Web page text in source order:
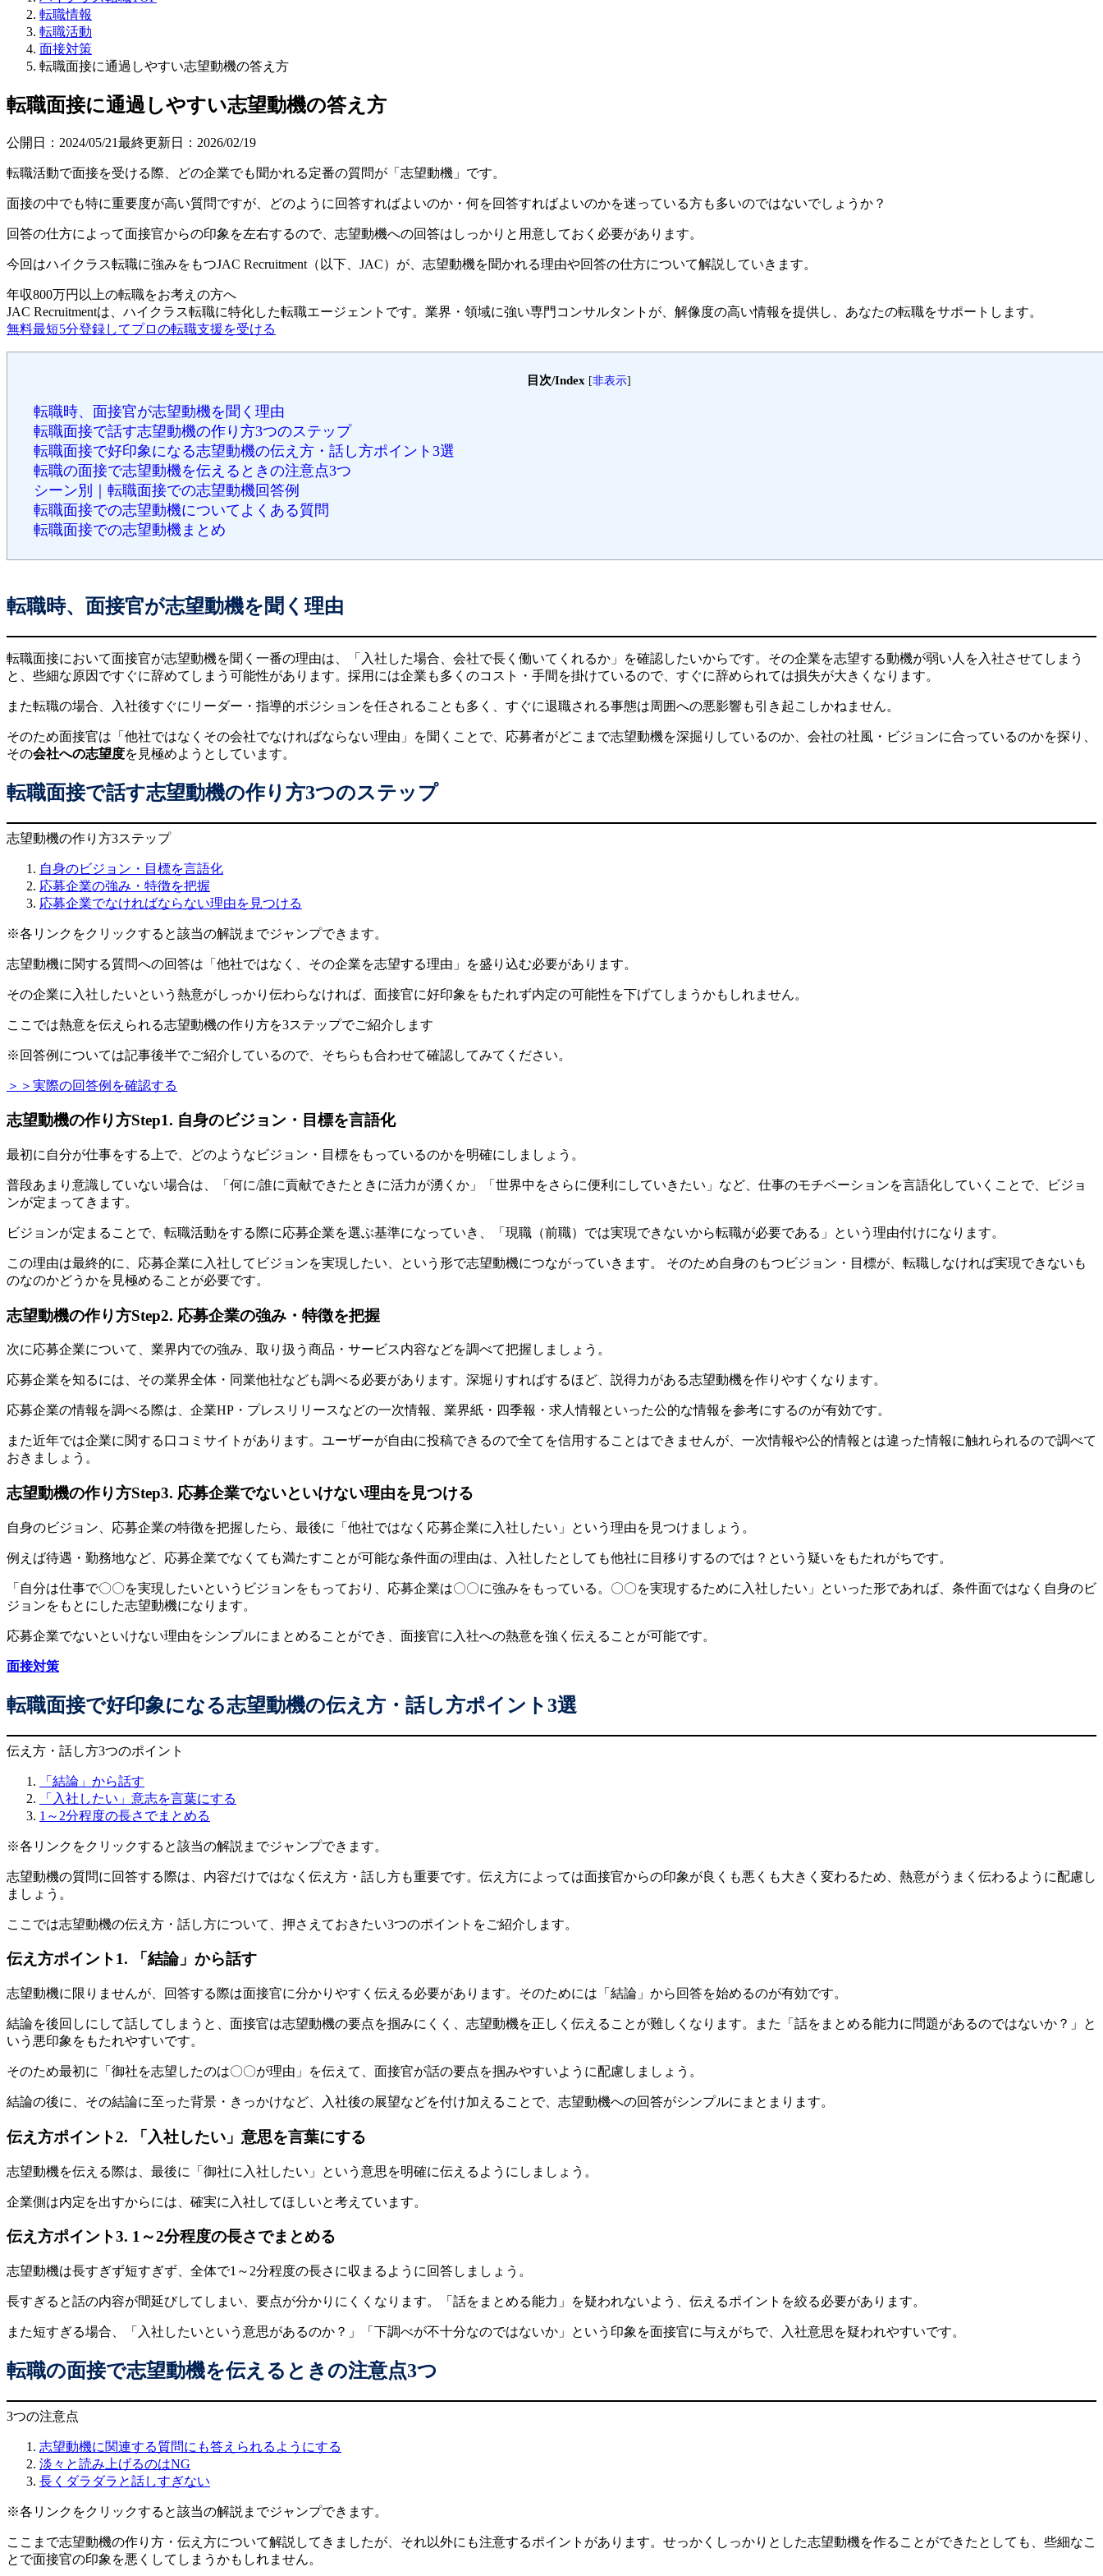
転職情報
転職活動
面接対策
転職面接に通過しやすい志望動機の答え方
転職面接に通過しやすい志望動機の答え方
公開日： 2024/05/21最終更新日： 2026/02/19
転職活動で面接を受ける際、どの企業でも聞かれる定番の質問が「志望動機」です。
面接の中でも特に重要度が高い質問ですが、どのように回答すればよいのか・何を回答すればよいのかを迷っている方も多いのではないでしょうか？
回答の仕方によって面接官からの印象を左右するので、志望動機への回答はしっかりと用意しておく必要があります。
今回はハイクラス転職に強みをもつJAC Recruitment（以下、JAC）が、志望動機を聞かれる理由や回答の仕方について解説していきます。
年収800万円以上の転職をお考えの方へ
JAC Recruitmentは、ハイクラス転職に特化した転職エージェントです。 業界・領域に強い専門コンサルタントが、解像度の高い情報を提供し、あなたの転職をサポートします。
無料最短5分登録してプロの転職支援を受ける
目次/Index [非表示]
転職時、面接官が志望動機を聞く理由
転職面接で話す志望動機の作り方3つのステップ
転職面接で好印象になる志望動機の伝え方・話し方ポイント3選
転職の面接で志望動機を伝えるときの注意点3つ
シーン別｜転職面接での志望動機回答例
転職面接での志望動機についてよくある質問
転職面接での志望動機まとめ
転職時、面接官が志望動機を聞く理由
転職面接において面接官が志望動機を聞く一番の理由は、「入社した場合、会社で長く働いてくれるか」を確認したいからです。その企業を志望する動機が弱い人を入社させてしまう
と、些細な原因ですぐに辞めてしまう可能性があります。採用には企業も多くのコスト・手間を掛けているので、すぐに辞められては損失が大きくなります。
また転職の場合、入社後すぐにリーダー・指導的ポジションを任されることも多く、すぐに退職される事態は周囲への悪影響も引き起こしかねません。
そのため面接官は「他社ではなくその会社でなければならない理由」を聞くことで、応募者がどこまで志望動機を深掘りしているのか、会社の社風・ビジョンに合っているのかを探り、
その会社への志望度を見極めようとしています。
転職面接で話す志望動機の作り方3つのステップ
志望動機の作り方3ステップ
自身のビジョン・目標を言語化
応募企業の強み・特徴を把握
応募企業でなければならない理由を見つける
※各リンクをクリックすると該当の解説までジャンプできます。
志望動機に関する質問への回答は「他社ではなく、その企業を志望する理由」を盛り込む必要があります。
その企業に入社したいという熱意がしっかり伝わらなければ、面接官に好印象をもたれず内定の可能性を下げてしまうかもしれません。
ここでは熱意を伝えられる志望動機の作り方を3ステップでご紹介します
※回答例については記事後半でご紹介しているので、そちらも合わせて確認してみてください。
＞＞実際の回答例を確認する
志望動機の作り方Step1. 自身のビジョン・目標を言語化
最初に自分が仕事をする上で、どのようなビジョン・目標をもっているのかを明確にしましょう。
普段あまり意識していない場合は、「何に/誰に貢献できたときに活力が湧くか」「世界中をさらに便利にしていきたい」など、仕事のモチベーションを言語化していくことで、ビジョ
ンが定まってきます。
ビジョンが定まることで、転職活動をする際に応募企業を選ぶ基準になっていき、「現職（前職）では実現できないから転職が必要である」という理由付けになります。
この理由は最終的に、応募企業に入社してビジョンを実現したい、という形で志望動機につながっていきます。 そのため自身のもつビジョン・目標が、転職しなければ実現できないも
のなのかどうかを見極めることが必要です。
志望動機の作り方Step2. 応募企業の強み・特徴を把握
次に応募企業について、業界内での強み、取り扱う商品・サービス内容などを調べて把握しましょう。
応募企業を知るには、その業界全体・同業他社なども調べる必要があります。深堀りすればするほど、説得力がある志望動機を作りやすくなります。
応募企業の情報を調べる際は、企業HP・プレスリリースなどの一次情報、業界紙・四季報・求人情報といった公的な情報を参考にするのが有効です。
また近年では企業に関する口コミサイトがあります。ユーザーが自由に投稿できるので全てを信用することはできませんが、一次情報や公的情報とは違った情報に触れられるので調べて
おきましょう。
志望動機の作り方Step3. 応募企業でないといけない理由を見つける
自身のビジョン、応募企業の特徴を把握したら、最後に「他社ではなく応募企業に入社したい」という理由を見つけましょう。
例えば待遇・勤務地など、応募企業でなくても満たすことが可能な条件面の理由は、入社したとしても他社に目移りするのでは？という疑いをもたれがちです。
「自分は仕事で〇〇を実現したいというビジョンをもっており、応募企業は〇〇に強みをもっている。〇〇を実現するために入社したい」といった形であれば、条件面ではなく自身のビ
ジョンをもとにした志望動機になります。
応募企業でないといけない理由をシンプルにまとめることができ、面接官に入社への熱意を強く伝えることが可能です。
面接対策
転職面接で好印象になる志望動機の伝え方・話し方ポイント3選
伝え方・話し方3つのポイント
「結論」から話す
「入社したい」意志を言葉にする
1～2分程度の長さでまとめる
※各リンクをクリックすると該当の解説までジャンプできます。
志望動機の質問に回答する際は、内容だけではなく伝え方・話し方も重要です。伝え方によっては面接官からの印象が良くも悪くも大きく変わるため、熱意がうまく伝わるように配慮し
ましょう。
ここでは志望動機の伝え方・話し方について、押さえておきたい3つのポイントをご紹介します。
伝え方ポイント1. 「結論」から話す
志望動機に限りませんが、回答する際は面接官に分かりやすく伝える必要があります。そのためには「結論」から回答を始めるのが有効です。
結論を後回しにして話してしまうと、面接官は志望動機の要点を掴みにくく、志望動機を正しく伝えることが難しくなります。また「話をまとめる能力に問題があるのではないか？」と
いう悪印象をもたれやすいです。
そのため最初に「御社を志望したのは〇〇が理由」を伝えて、面接官が話の要点を掴みやすいように配慮しましょう。
結論の後に、その結論に至った背景・きっかけなど、入社後の展望などを付け加えることで、志望動機への回答がシンプルにまとまります。
伝え方ポイント2. 「入社したい」意思を言葉にする
志望動機を伝える際は、最後に「御社に入社したい」という意思を明確に伝えるようにしましょう。
企業側は内定を出すからには、確実に入社してほしいと考えています。
伝え方ポイント3. 1～2分程度の長さでまとめる
志望動機は長すぎず短すぎず、全体で1～2分程度の長さに収まるように回答しましょう。
長すぎると話の内容が間延びしてしまい、要点が分かりにくくなります。「話をまとめる能力」を疑われないよう、伝えるポイントを絞る必要があります。
また短すぎる場合、「入社したいという意思があるのか？」「下調べが不十分なのではないか」という印象を面接官に与えがちで、入社意思を疑われやすいです。
転職の面接で志望動機を伝えるときの注意点3つ
3つの注意点
志望動機に関連する質問にも答えられるようにする
淡々と読み上げるのはNG
長くダラダラと話しすぎない
※各リンクをクリックすると該当の解説までジャンプできます。
ここまで志望動機の作り方・伝え方について解説してきましたが、それ以外にも注意するポイントがあります。せっかくしっかりとした志望動機を作ることができたとしても、些細なこ
とで面接官の印象を悪くしてしまうかもしれません。